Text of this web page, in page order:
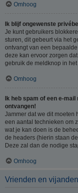
Omhoog
Ik blijf ongewenste
Je kunt gebruikers
sturen, dit gebeurt via het
ontvangt van een
deze kan ervoor zorgen
gebruik de meldknop in het
Omhoog
Ik heb spam of een e-
ontvangen!
Jammer dat we dit moeten
een aantal technieken om
wat je kan doen is de
de headers (hierin staan
Deze zal dan de nodige
Omhoog
Vrienden en vijanden